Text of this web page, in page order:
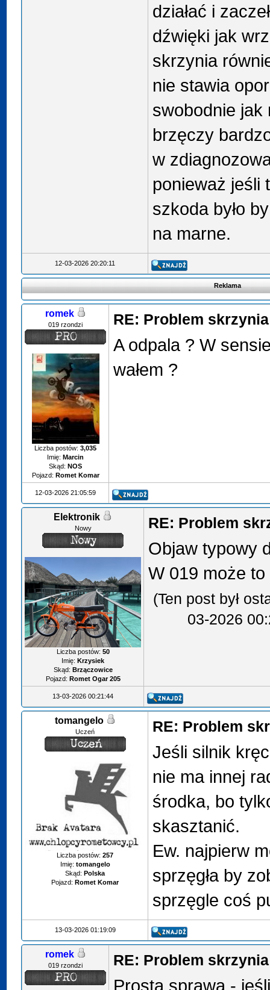
działać i
dźwięki jak
skrzynia
nie stawia
swobodnie jak
brzęczy
w
ponieważ jeśli
szkoda było
na marne.
12-03-2026 20:20:11
Reklama
romek
019 rzondzi
Liczba postów:3,035
Imię: Marcin
Skąd: NOS
Pojazd: Romet Komar
RE: Problem
A odpala ? W
wałem ?
12-03-2026 21:05:59
Elektronik
Nowy
Liczba postów: 50
Imię: Krzysiek
Skąd: Brzączowice
Pojazd: Romet Ogar 205
RE: Problem
Objaw typowy
W 019 może to
(Ten post był
03-2026
13-03-2026 00:21:44
tomangelo
Uczeń
Liczba postów:257
Imię: tomangelo
Skąd: Polska
Pojazd: Romet Komar
RE: Problem
Jeśli silnik
nie ma innej
środka, bo
skasztanić.
Ew. najpierw
sprzęgła by
sprzęgle coś
13-03-2026 01:19:09
romek
019 rzondzi RE: Problem
Prosta sprawa -